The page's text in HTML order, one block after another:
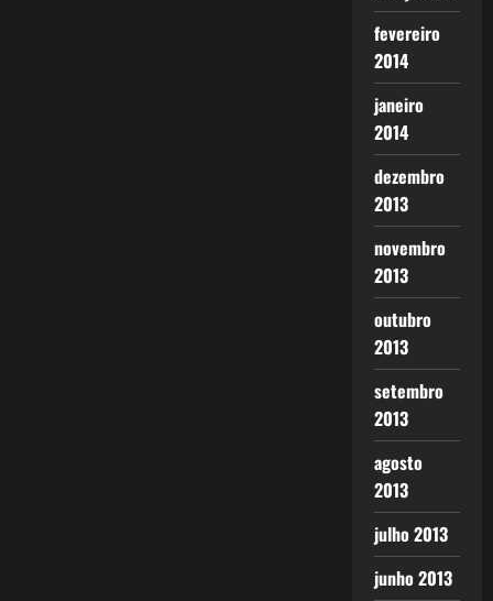
fevereiro
2014
janeiro
2014
dezembro
2013
novembro
2013
outubro
2013
setembro
2013
agosto
2013
julho 2013
junho 2013